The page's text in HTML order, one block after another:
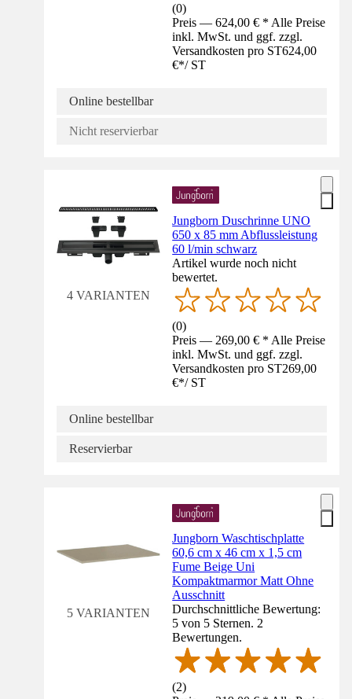
(0)
Preis — 624,00 € * Alle Preise
inkl. MwSt. und ggf. zzgl.
Versandkosten pro ST624,00
€*/ ST
Online bestellbar
Nicht reservierbar
4 VARIANTEN
Jungborn Duschrinne UNO
650 x 85 mm Abflussleistung
60 l/min schwarz
Artikel wurde noch nicht
bewertet.
(0)
Preis — 269,00 € * Alle Preise
inkl. MwSt. und ggf. zzgl.
Versandkosten pro ST269,00
€*/ ST
Online bestellbar
Reservierbar
5 VARIANTEN
Jungborn Waschtischplatte
60,6 cm x 46 cm x 1,5 cm
Fume Beige Uni
Kompaktmarmor Matt Ohne
Ausschnitt
Durchschnittliche Bewertung:
5 von 5 Sternen. 2
Bewertungen.
(2)